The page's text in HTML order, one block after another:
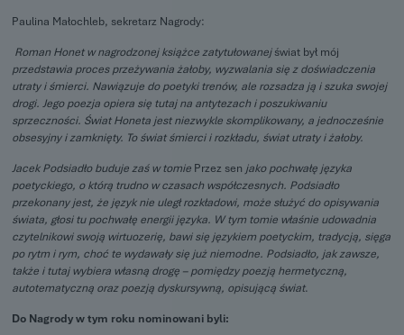
Paulina Małochleb, sekretarz Nagrody:
Roman Honet w nagrodzonej książce zatytułowanejświat był mój
przedstawia proces przeżywania żałoby, wyzwalania się z doświadczenia
utraty i śmierci. Nawiązuje do poetyki trenów, ale rozsadza ją i szuka swojej
drogi. Jego poezja opiera się tutaj na antytezach i poszukiwaniu
sprzeczności. Świat Honeta jest niezwykle skomplikowany, a jednocześnie
obsesyjny i zamknięty. To świat śmierci i rozkładu, świat utraty i żałoby.
Jacek Podsiadło buduje zaś w tomie Przez sen jako pochwałę języka
poetyckiego, o którą trudno w czasach współczesnych. Podsiadło
przekonany jest, że język nie uległ rozkładowi, może służyć do opisywania
świata, głosi tu pochwałę energii języka. W tym tomie właśnie udowadnia
czytelnikowi swoją wirtuozerię, bawi się językiem poetyckim, tradycją, sięga
po rytm i rym, choć te wydawały się już niemodne. Podsiadło, jak zawsze,
także i tutaj wybiera własną drogę – pomiędzy poezją hermetyczną,
autotematyczną oraz poezją dyskursywną, opisującą świat.
Do Nagrody w tym roku nominowani byli: